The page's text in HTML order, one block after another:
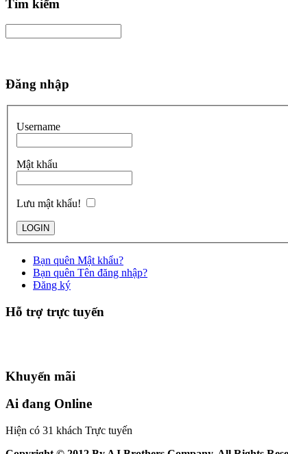
Tìm kiếm
Đăng nhập
Username
Mật khẩu
Lưu mật khẩu!
Bạn quên Mật khẩu?
Bạn quên Tên đăng nhập?
Đăng ký
Hỗ trợ trực tuyến
Khuyến mãi
Ai đang Online
Hiện có 31 khách Trực tuyến